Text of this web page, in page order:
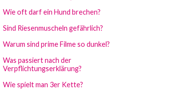
Wie oft darf ein Hund brechen?
Sind Riesenmuscheln gefährlich?
Warum sind prime Filme so dunkel?
Was passiert nach der
Verpflichtungserklärung?
Wie spielt man 3er Kette?